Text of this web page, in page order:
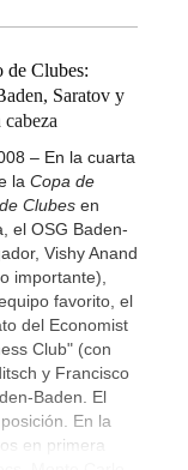
de Clubes:
Saratov y
– En la cuarta
la Copa de
Clubes en
el OSG Baden-
Vishy Anand
importante),
favorito, el
del Economist
Club" (con
y Francisco
Baden. El
En la
en primera